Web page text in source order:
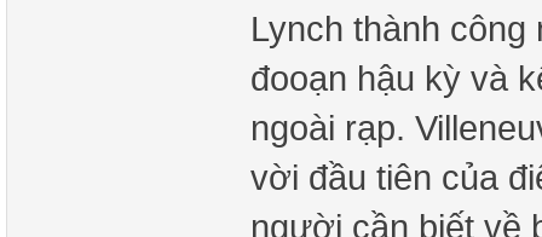
Lynch thành công
đooạn hậu kỳ và
ngoài rạp.
vời đầu tiên của
người cần biết về